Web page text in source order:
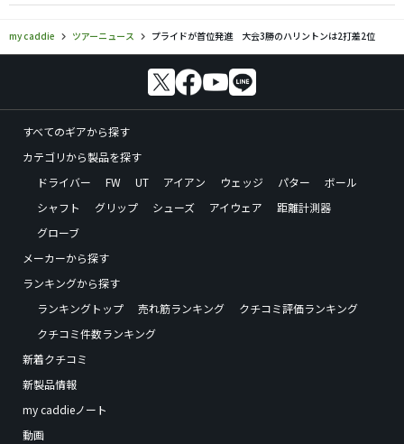
my caddie ツアーニュース プライドが首位発進 大会3勝のハリントンは2打差2位
すべてのギアから探す
カテゴリから製品を探す
ドライバー
FW UT アイアン ウェッジ パター
ボール
シャフト
グリップ シューズ アイウェア
距離計測器
グローブ
メーカーから探す
ランキングから探す
ランキングトップ
売れ筋ランキング
クチコミ評価ランキング
クチコミ件数ランキング
新着クチコミ
新製品情報
my caddieノート
動画